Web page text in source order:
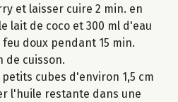
et laisser cuire 2 min. en
lait de coco et 300 ml d'eau
doux pendant 15 min.
de cuisson.
cubes d'environ 1,5 cm
l'huile restante dans une